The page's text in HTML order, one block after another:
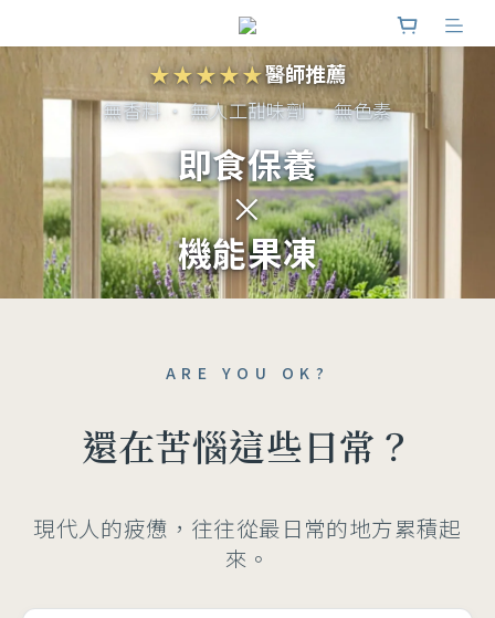
★★★★★醫師推薦
無香料· 無人工甜味劑· 無色素
即食保養
×
機能果凍
ARE YOU OK?
還在苦惱這些日常？
現代人的疲憊，往往從最日常的地方累積起
來。